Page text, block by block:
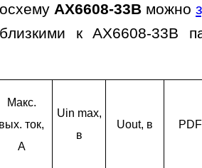
AX6608-33B можно
к AX6608-33B
Макс.
вых. ток,
A
Uin max,
в
Uout, в PDF